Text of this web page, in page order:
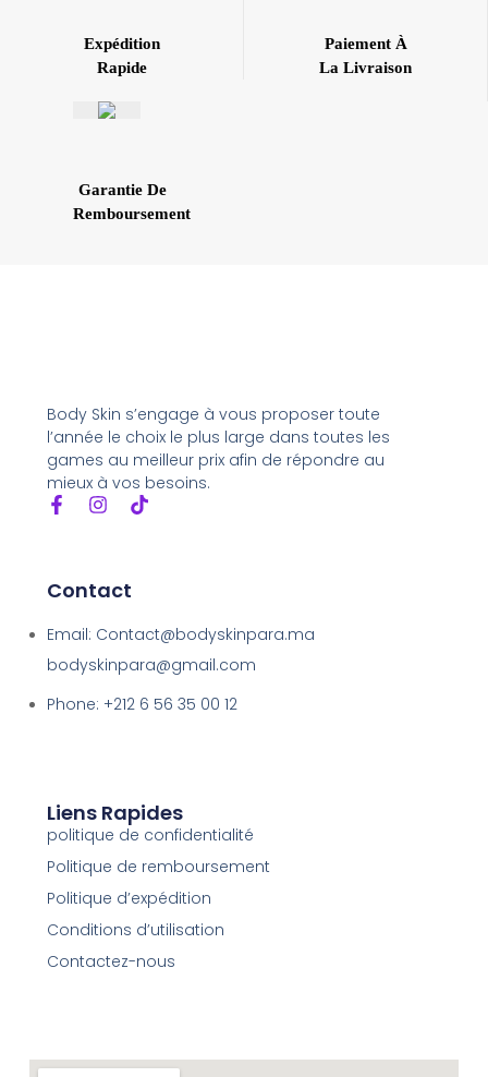
Paiement À
La Livraison
Expédition
Rapide
Garantie De
Remboursement
Body Skin s’engage à vous proposer toute
l’année le choix le plus large dans toutes les
games au meilleur prix afin de répondre au
mieux à vos besoins.
Contact
Email: Contact@bodyskinpara.ma
bodyskinpara@gmail.com
Phone: +212 6 56 35 00 12
Liens Rapides
politique de confidentialité
Politique de remboursement
Politique d’expédition
Conditions d’utilisation
Contactez-nous